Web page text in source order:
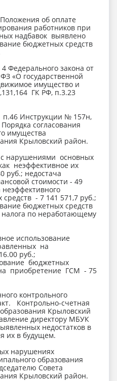
об оплате
работников при
надбавок выявлено
бюджетных средств
Федерального закона от
«О государственной
имущество и
ГК РФ, п.3.23
Инструкции № 157н,
согласования
имущества
Крыловский район.
нарушениями основных
неэффективное их
руб.; недостача
стоимости - 49
- 7 141 571,7 руб.;
бюджетных средств
налога по неработающему
использование
на
руб.;
бюджетных
приобретение ГСМ - 75
контрольного
Контрольно-счетная
Крыловский
директору МБУК
недостатков в
их в будущем.
нарушениях
образования
Совета
Крыловский район.